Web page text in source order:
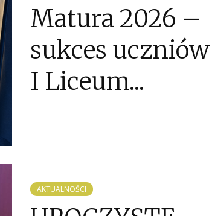
Matura 2026 –
sukces uczniów
I Liceum...
AKTUALNOŚCI